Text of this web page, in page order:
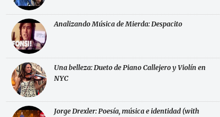
Analizando Música de Mierda: Despacito
Una belleza: Dueto de Piano Callejero y Violín en
NYC
Jorge Drexler: Poesía, música e identidad (with